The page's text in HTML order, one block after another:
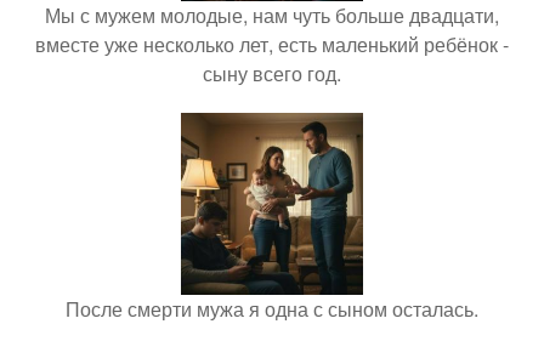
Мы с мужем молодые, нам чуть больше двадцати,
вместе уже несколько лет, есть маленький ребёнок -
сыну всего год.
После смерти мужа я одна с сыном осталась.